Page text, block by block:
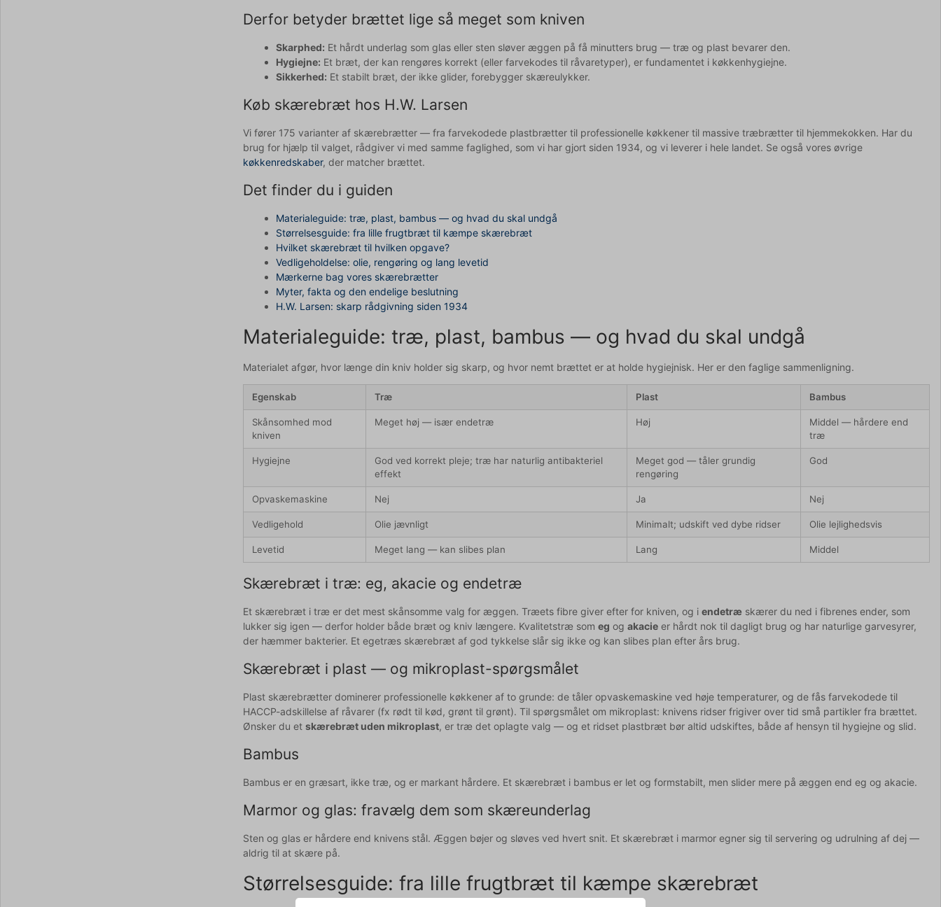
Derfor betyder brættet lige så meget som kniven
Skarphed: Et hårdt underlag som glas eller sten sløver æggen på få minutters brug — træ og plast bevarer den.
Hygiejne: Et bræt, der kan rengøres korrekt (eller farvekodes til råvaretyper), er fundamentet i køkkenhygiejne.
Sikkerhed: Et stabilt bræt, der ikke glider, forebygger skæreulykker.
Køb skærebræt hos H.W. Larsen
Vi fører 175 varianter af skærebrætter — fra farvekodede plastbrætter til professionelle køkkener til massive træbrætter til hjemmekokken. Har du
brug for hjælp til valget, rådgiver vi med samme faglighed, som vi har gjort siden 1934, og vi leverer i hele landet. Se også vores øvrige
køkkenredskaber, der matcher brættet.
Det finder du i guiden
Materialeguide: træ, plast, bambus — og hvad du skal undgå
Størrelsesguide: fra lille frugtbræt til kæmpe skærebræt
Hvilket skærebræt til hvilken opgave?
Vedligeholdelse: olie, rengøring og lang levetid
Mærkerne bag vores skærebrætter
Myter, fakta og den endelige beslutning
H.W. Larsen: skarp rådgivning siden 1934
Materialeguide: træ, plast, bambus — og hvad du skal undgå
Materialet afgør, hvor længe din kniv holder sig skarp, og hvor nemt brættet er at holde hygiejnisk. Her er den faglige sammenligning.
Egenskab Træ Plast Bambus
Skånsomhed mod
kniven
Meget høj — især endetræ Høj
Middel — hårdere end
træ
Hygiejne
God ved korrekt pleje; træ har naturlig antibakteriel
effekt
Meget god — tåler grundig
rengøring
God
Opvaskemaskine Nej Ja Nej
Vedligehold Olie jævnligt Minimalt; udskift ved dybe ridser Olie lejlighedsvis
Levetid Meget lang — kan slibes plan Lang Middel
Skærebræt i træ: eg, akacie og endetræ
Et skærebræt i træ er det mest skånsomme valg for æggen. Træets fibre giver efter for kniven, og iendetræ skærer du ned i fibrenes ender, som
lukker sig igen — derfor holder både bræt og kniv længere. Kvalitetstræ someg ogakacie er hårdt nok til dagligt brug og har naturlige garvesyrer,
der hæmmer bakterier. Et egetræs skærebræt af god tykkelse slår sig ikke og kan slibes plan efter års brug.
Skærebræt i plast — og mikroplast-spørgsmålet
Plast skærebrætter dominerer professionelle køkkener af to grunde: de tåler opvaskemaskine ved høje temperaturer, og de fås farvekodede til
HACCP-adskillelse af råvarer (fx rødt til kød, grønt til grønt). Til spørgsmålet om mikroplast: knivens ridser frigiver over tid små partikler fra brættet.
Ønsker du etskærebræt uden mikroplast, er træ det oplagte valg — og et ridset plastbræt bør altid udskiftes, både af hensyn til hygiejne og slid.
Bambus
Bambus er en græsart, ikke træ, og er markant hårdere. Et skærebræt i bambus er let og formstabilt, men slider mere på æggen end eg og akacie.
Marmor og glas: fravælg dem som skæreunderlag
Sten og glas er hårdere end knivens stål. Æggen bøjer og sløves ved hvert snit. Et skærebræt i marmor egner sig til servering og udrulning af dej —
aldrig til at skære på.
Størrelsesguide: fra lille frugtbræt til kæmpe skærebræt